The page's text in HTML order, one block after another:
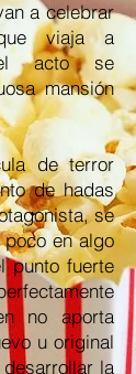
a celebrar
viaja a
acto se
mansión
de terror
de hadas
se
en algo
punto fuerte
no aporta
u original
la